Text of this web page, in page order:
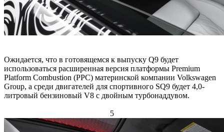
Ожидается, что в готовящемся к выпуску Q9 будет
использоваться расширенная версия платформы Premium
Platform Combustion (PPC) материнской компании Volkswagen
Group, а среди двигателей для спортивного SQ9 будет 4,0-
литровый бензиновый V8 с двойным турбонаддувом.
5